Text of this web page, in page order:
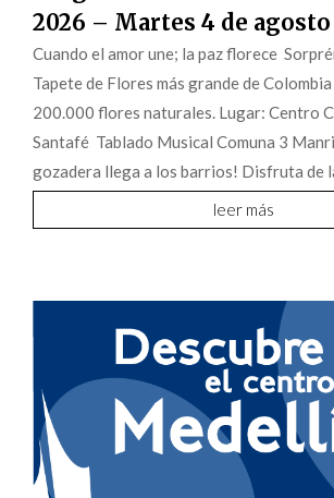
2026 – Martes 4 de agosto
Cuando el amor une; la paz florece
Tapete de Flores más grande de Colombia
200.000 flores naturales. Lugar: Centro
Santafé Tablado Musical Comuna 3
gozadera llega a los barrios! Disfruta de
leer más